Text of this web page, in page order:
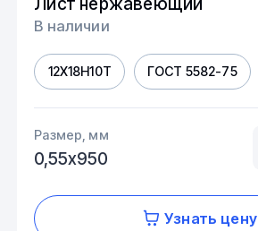
В наличии
12Х18Н10Т ГОСТ 5582-75
Размер, мм
0,55х950
Узнать цену